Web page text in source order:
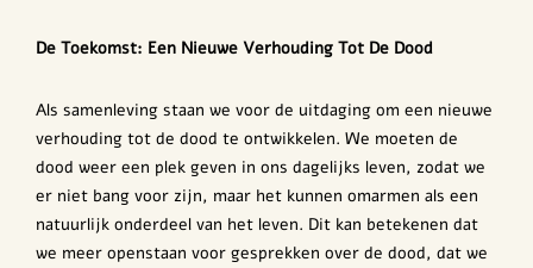
De Toekomst: Een Nieuwe Verhouding Tot De Dood
Als samenleving staan we voor de uitdaging om een nieuwe
verhouding tot de dood te ontwikkelen. We moeten de
dood weer een plek geven in ons dagelijks leven, zodat we
er niet bang voor zijn, maar het kunnen omarmen als een
natuurlijk onderdeel van het leven. Dit kan betekenen dat
we meer openstaan voor gesprekken over de dood, dat we